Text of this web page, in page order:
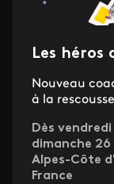
Les héros
Nouveau
à la
Dès
dimanche
Alpes-Côte
France